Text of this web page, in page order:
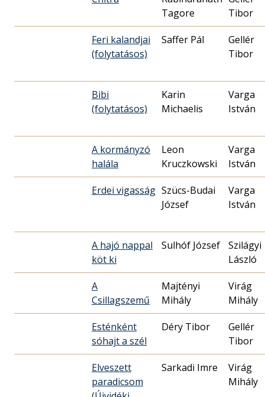
Tagore
Tibor
Feri kalandjai
(folytatásos)
Saffer Pál
Gellér
Tibor
Bibi
(folytatásos)
Karin
Michaelis
Varga
István
A kormányzó
halála
Leon
Kruczkowski
Varga
István
Erdei vigasság Szücs-Budai
József
Varga
István
A hajó nappal
köt ki
Sulhóf József
Szilágyi
László
A
Csillagszemű
Majtényi
Mihály
Virág
Mihály
Esténként
sóhajt a szél
Déry Tibor
Gellér
Tibor
Elveszett
paradicsom
Sarkadi Imre
Virág
Mihály